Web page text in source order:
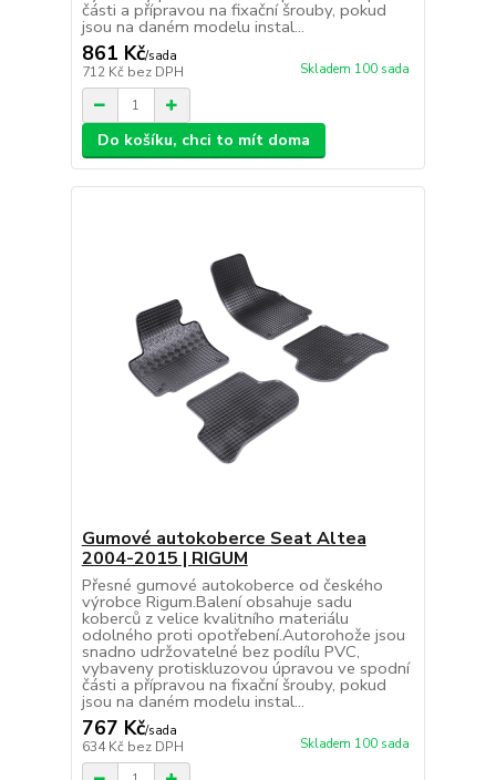
části a přípravou na fixační šrouby, pokud
jsou na daném modelu instal...
861 Kč/sada
712 Kč bez DPH Skladem 100 sada
Do košíku, chci to mít doma
Gumové autokoberce Seat Altea
2004-2015 | RIGUM
Přesné gumové autokoberce od českého
výrobce Rigum.Balení obsahuje sadu
koberců z velice kvalitního materiálu
odolného proti opotřebení.Autorohože jsou
snadno udržovatelné bez podílu PVC,
vybaveny protiskluzovou úpravou ve spodní
části a přípravou na fixační šrouby, pokud
jsou na daném modelu instal...
767 Kč/sada
634 Kč bez DPH Skladem 100 sada